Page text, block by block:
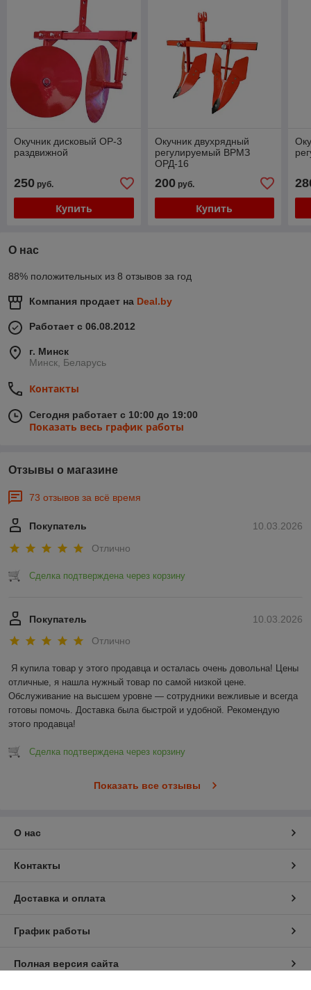
Окучник дисковый ОР-3
раздвижной
250 руб.
Купить
Окучник двухрядный
регулируемый ВРМЗ
ОРД-16
200руб.
Купить
О нас
88% положительных из 8 отзывов за год
Компания продает на Deal.by
Работает с 06.08.2012
г. Минск
Минск, Беларусь
Контакты
Сегодня работает с 10:00 до 19:00
Показать весь график работы
Отзывы о магазине
73 отзывов за всё время
10.03.2026
Покупатель
Отлично
Сделка подтверждена через корзину
10.03.2026
Покупатель
Отлично
Я купила товар у этого продавца и осталась очень довольна! Цены
отличные, я нашла нужный товар по самой низкой цене.
Обслуживание на высшем уровне — сотрудники вежливые и всегда
готовы помочь. Доставка была быстрой и удобной. Рекомендую
этого продавца!
Сделка подтверждена через корзину
Показать все отзывы
О нас
Контакты
Доставка и оплата
График работы
Полная версия сайта